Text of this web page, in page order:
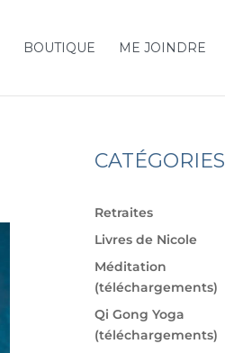
BOUTIQUE ME JOINDRE
CATÉGORIES
Retraites
Livres de Nicole
Méditation
(téléchargements)
Qi Gong Yoga
(téléchargements)